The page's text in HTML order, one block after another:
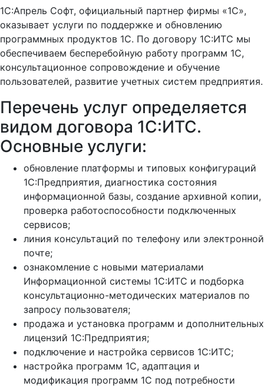
1C:Апрель Софт, официальный партнер фирмы «1С»,
оказывает услуги по поддержке и обновлению
программных продуктов 1С. По договору 1С:ИТС мы
обеспечиваем бесперебойную работу программ 1С,
консультационное сопровождение и обучение
пользователей, развитие учетных систем предприятия.
Перечень услуг определяется
видом договора 1С:ИТС.
Основные услуги:
обновление платформы и типовых конфигураций
1С:Предприятия, диагностика состояния
информационной базы, создание архивной копии,
проверка работоспособности подключенных
сервисов;
линия консультаций по телефону или электронной
почте;
ознакомление с новыми материалами
Информационной системы 1С:ИТС и подборка
консультационно-методических материалов по
запросу пользователя;
продажа и установка программ и дополнительных
лицензий 1С:Предприятия;
подключение и настройка сервисов 1С:ИТС;
настройка программ 1С, адаптация и
модификация программ 1С под потребности